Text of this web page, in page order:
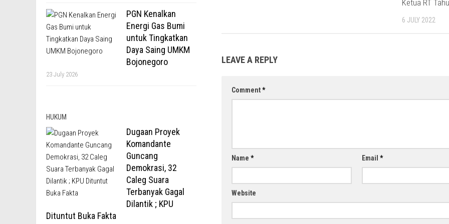
Ketua RT
6 JULY 2022
LEAVE A REPLY
Comment*
Name * Email *
Website
PGN Kenalkan
Energi Gas Bumi
untuk Tingkatkan
Daya Saing UMKM
Bojonegoro
23 July 2026
HUKUM
Dugaan Proyek
Komandante
Guncang
Demokrasi, 32
Caleg Suara
Terbanyak Gagal
Dilantik ; KPU
Dituntut Buka Fakta